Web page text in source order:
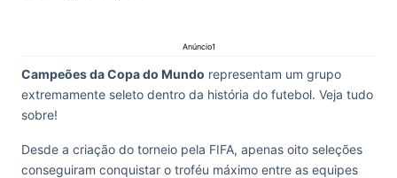
Anúncio1
Campeões da Copa do Mundo representam um grupo
extremamente seleto dentro da história do futebol. Veja tudo
sobre!
Desde a criação do torneio pela FIFA, apenas oito seleções
conseguiram conquistar o troféu máximo entre as equipes